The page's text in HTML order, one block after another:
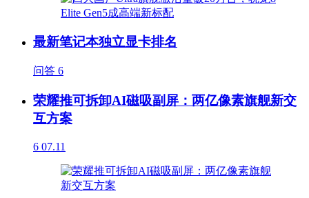
最新笔记本独立显卡排名
问答 6
荣耀推可拆卸AI磁吸副屏：两亿像素旗舰新交
互方案
6 07.11